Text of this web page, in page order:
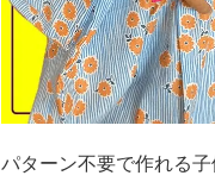
パターン不要で作れる